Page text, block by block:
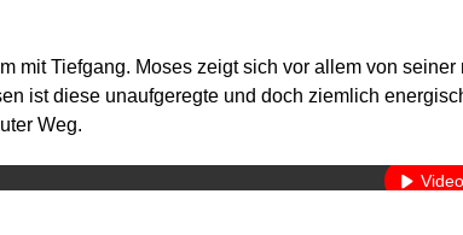
mit Tiefgang. Moses zeigt sich vor allem von seiner
ist diese unaufgeregte und doch ziemlich
Weg.
Mit dem Laden des Videos akzeptieren